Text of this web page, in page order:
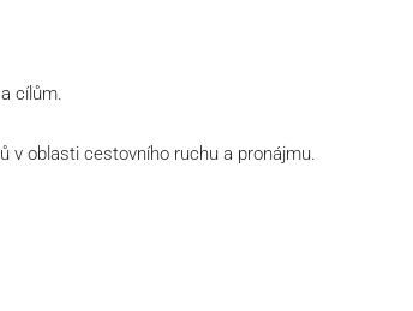
cílům.
v oblasti cestovního ruchu a pronájmu.